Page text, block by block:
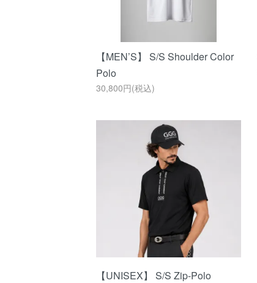
【MEN’S】 S/S Shoulder Color
Polo
30,800円(税込)
【UNISEX】 S/S Zip-Polo